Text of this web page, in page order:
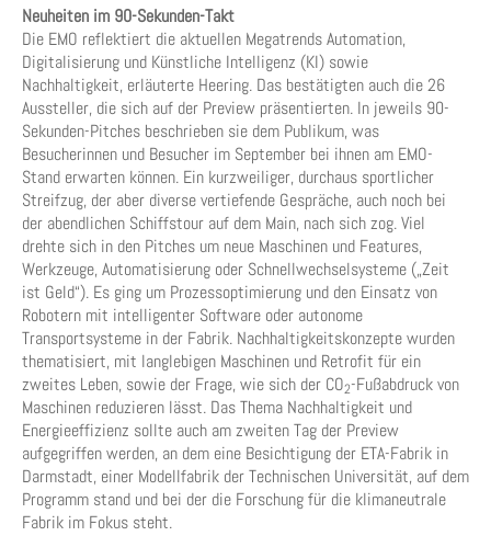
Neuheiten im 90-Sekunden-Takt
Die EMO reflektiert die aktuellen Megatrends Automation,
Digitalisierung und Künstliche Intelligenz (KI) sowie
Nachhaltigkeit, erläuterte Heering. Das bestätigten auch die 26
Aussteller, die sich auf der Preview präsentierten. In jeweils 90-
Sekunden-Pitches beschrieben sie dem Publikum, was
Besucherinnen und Besucher im September bei ihnen am EMO-
Stand erwarten können. Ein kurzweiliger, durchaus sportlicher
Streifzug, der aber diverse vertiefende Gespräche, auch noch bei
der abendlichen Schiffstour auf dem Main, nach sich zog. Viel
drehte sich in den Pitches um neue Maschinen und Features,
Werkzeuge, Automatisierung oder Schnellwechselsysteme („Zeit
ist Geld“). Es ging um Prozessoptimierung und den Einsatz von
Robotern mit intelligenter Software oder autonome
Transportsysteme in der Fabrik. Nachhaltigkeitskonzepte wurden
thematisiert, mit langlebigen Maschinen und Retrofit für ein
zweites Leben, sowie der Frage, wie sich der CO2-Fußabdruck von
Maschinen reduzieren lässt. Das Thema Nachhaltigkeit und
Energieeffizienz sollte auch am zweiten Tag der Preview
aufgegriffen werden, an dem eine Besichtigung der ETA-Fabrik in
Darmstadt, einer Modellfabrik der Technischen Universität, auf dem
Programm stand und bei der die Forschung für die klimaneutrale
Fabrik im Fokus steht.